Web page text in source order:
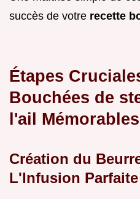
succès de votre recette
Étapes
Bouchées de
l'ail Mémorables
Création du
L'Infusion